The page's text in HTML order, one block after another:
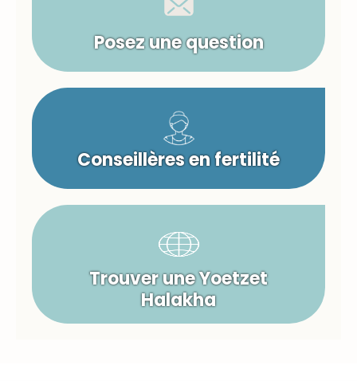
Posez une question
Conseillères en fertilité
Trouver une Yoetzet
Halakha